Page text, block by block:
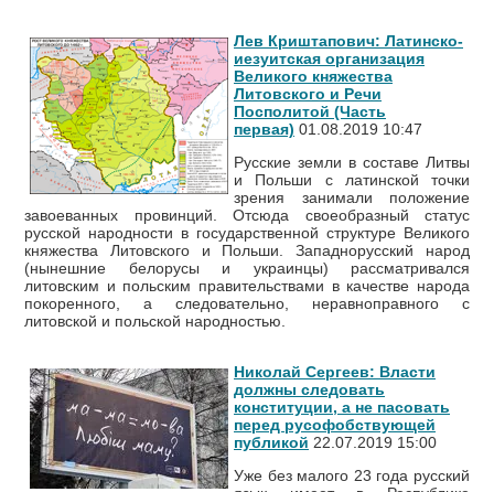
Лев Криштапович: Латинско-
иезуитская организация
Великого княжества
Литовского и Речи
Посполитой (Часть
первая) 01.08.2019 10:47
Русские земли в составе Литвы
и Польши с латинской точки
зрения занимали положение
завоеванных провинций. Отсюда своеобразный статус
русской народности в государственной структуре Великого
княжества Литовского и Польши. Западнорусский народ
(нынешние белорусы и украинцы) рассматривался
литовским и польским правительствами в качестве народа
покоренного, а следовательно, неравноправного с
литовской и польской народностью.
Николай Сергеев: Власти
должны следовать
конституции, а не пасовать
перед русофобствующей
публикой 22.07.2019 15:00
Уже без малого 23 года русский